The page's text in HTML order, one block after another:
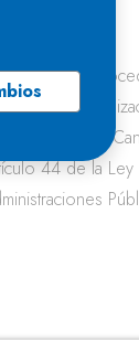
2018 en
y
del
44 de la